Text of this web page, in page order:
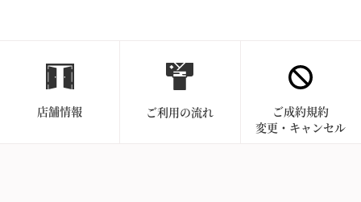
店舗情報 ご利用の流れ
ご成約規約
変更・キャンセル